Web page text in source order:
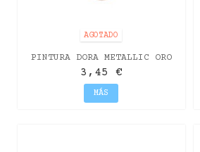
AGOTADO
PINTURA DORA METALLIC ORO
MAYA 50ML
3,45 €
MÁS